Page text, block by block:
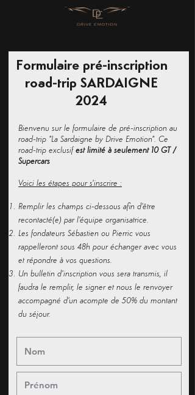
Formulaire pré-inscription
road-trip SARDAIGNE
2024
Bienvenu sur le formulaire de pré-inscription au
road-trip "La Sardaigne by Drive Emotion". Ce
road-trip exclusif est limité à seulement 10 GT /
Supercars
Voici les étapes pour s'inscrire :
Remplir les champs ci-dessous afin d'être
recontacté(e) par l'équipe organisatrice.
Les fondateurs Sébastien ou Pierric vous
rappelleront sous 48h pour échanger avec vous
et répondre à vos questions.
Un bulletin d'inscription vous sera transmis, il
faudra le remplir, le signer et nous le renvoyer
accompagné d'un acompte de 50% du montant
du séjour.